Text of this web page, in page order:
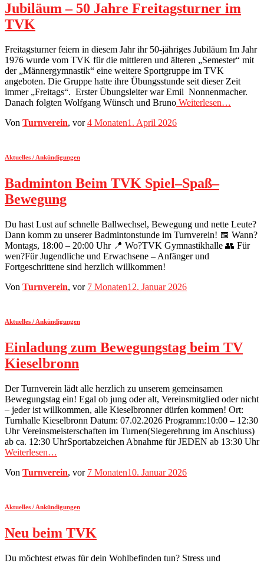
Jubiläum – 50 Jahre Freitagsturner im
TVK
Freitagsturner feiern in diesem Jahr ihr 50-jähriges Jubiläum Im Jahr
1976 wurde vom TVK für die mittleren und älteren „Semester“ mit
der „Männergymnastik“ eine weitere Sportgruppe im TVK
angeboten. Die Gruppe hatte ihre Übungsstunde seit dieser Zeit
immer „Freitags“. Erster Übungsleiter war Emil Nonnenmacher.
Danach folgten Wolfgang Wünsch und Bruno Weiterlesen…
Von Turnverein, vor4 Monaten1. April 2026
Aktuelles / Ankündigungen
Badminton Beim TVK Spiel–Spaß–
Bewegung
Du hast Lust auf schnelle Ballwechsel, Bewegung und nette Leute?
Dann komm zu unserer Badmintonstunde im Turnverein! 📅 Wann?
Montags, 18:00 – 20:00 Uhr 📍 Wo?TVK Gymnastikhalle 👥 Für
wen?Für Jugendliche und Erwachsene – Anfänger und
Fortgeschrittene sind herzlich willkommen!
Von Turnverein, vor 7 Monaten12. Januar 2026
Aktuelles / Ankündigungen
Einladung zum Bewegungstag beim TV
Kieselbronn
Der Turnverein lädt alle herzlich zu unserem gemeinsamen
Bewegungstag ein! Egal ob jung oder alt, Vereinsmitglied oder nicht
– jeder ist willkommen, alle Kieselbronner dürfen kommen! Ort:
Turnhalle Kieselbronn Datum: 07.02.2026 Programm:10:00 – 12:30
Uhr Vereinsmeisterschaften im Turnen(Siegerehrung im Anschluss)
ab ca. 12:30 UhrSportabzeichen Abnahme für JEDEN ab 13:30 Uhr
Weiterlesen…
Von Turnverein, vor 7 Monaten10. Januar 2026
Aktuelles / Ankündigungen
Neu beim TVK
Du möchtest etwas für dein Wohlbefinden tun? Stress und